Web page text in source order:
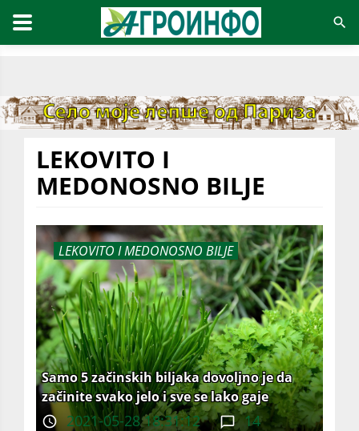
LEKOVITO I
MEDONOSNO BILJE
LEKOVITO I MEDONOSNO BILJE
Samo 5 začinskih biljaka dovoljno je da
začinite svako jelo i sve se lako gaje
2021-05-28 18:31:12 14